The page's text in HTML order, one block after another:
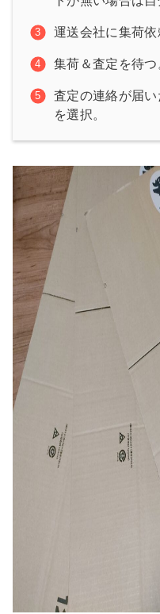
運送会社に集荷依
集荷＆査定を待つ
査定の連絡が届
を選択。